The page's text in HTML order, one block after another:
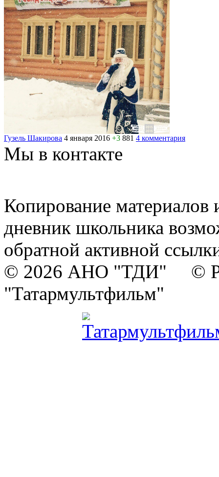
Гузель Шакирова 4 января 2016 +3 881 4 комментария
Мы в контакте
Копирование материалов
дневник школьника
обратной активной
© 2026 АНО "ТДИ" ©
"Татармультфильм"